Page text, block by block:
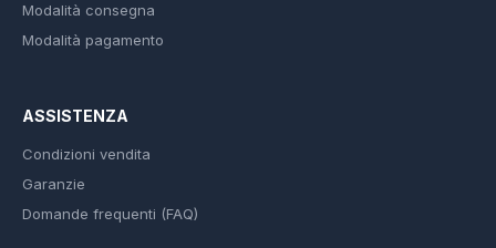
Modalità consegna
Modalità pagamento
ASSISTENZA
Condizioni vendita
Garanzie
Domande frequenti (FAQ)